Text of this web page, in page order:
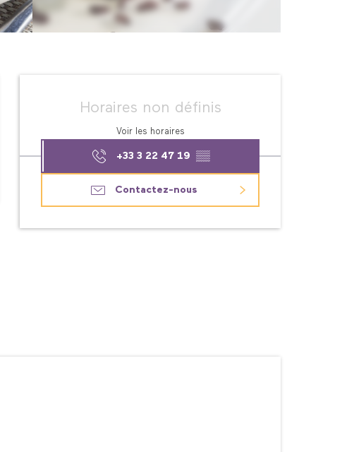
Ouverture et
Horaires non définis
Voir les horaires
+33 3 22 47 19 ▒▒
Contactez-nous